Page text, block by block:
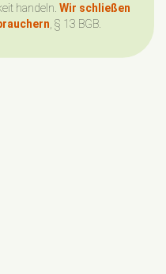
handeln. Wir schließen
, § 13 BGB.